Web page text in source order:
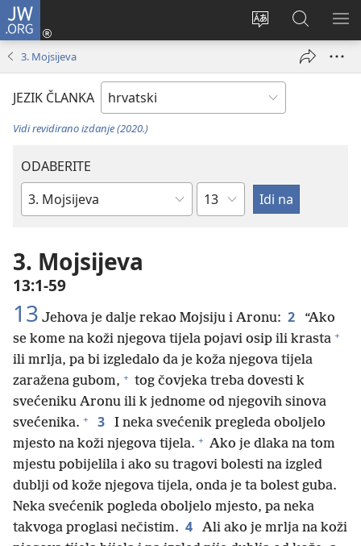
JW.ORG
Promijeni
Prijava
(otvara
prozor)
JW.ORG
|
Pretraga
3. Mojsijeva
JEZIK ČLANKA
Vidi revidirano izdanje (2020.)
ODABERITE
Biblijska
Poglavlje
3. Mojsijeva
13:1-59
13 Jehova je dalje rekao Mojsiju i Aronu: 2
“Ako
se kome na koži njegova tijela pojavi osip ili krasta +
ili mrlja, pa bi izgledalo da je koža njegova tijela
zaražena gubom, + tog čovjeka treba dovesti k
svećeniku Aronu ili k jednome od njegovih sinova
svećenika. + 3
I neka svećenik pregleda oboljelo
mjesto na koži njegova tijela. + Ako je dlaka na tom
mjestu pobijelila i ako su tragovi bolesti na izgled
dublji od kože njegova tijela, onda je ta bolest guba.
Neka svećenik pogleda oboljelo mjesto, pa neka
takvoga proglasi nečistim. 4
Ali ako je mrlja na koži